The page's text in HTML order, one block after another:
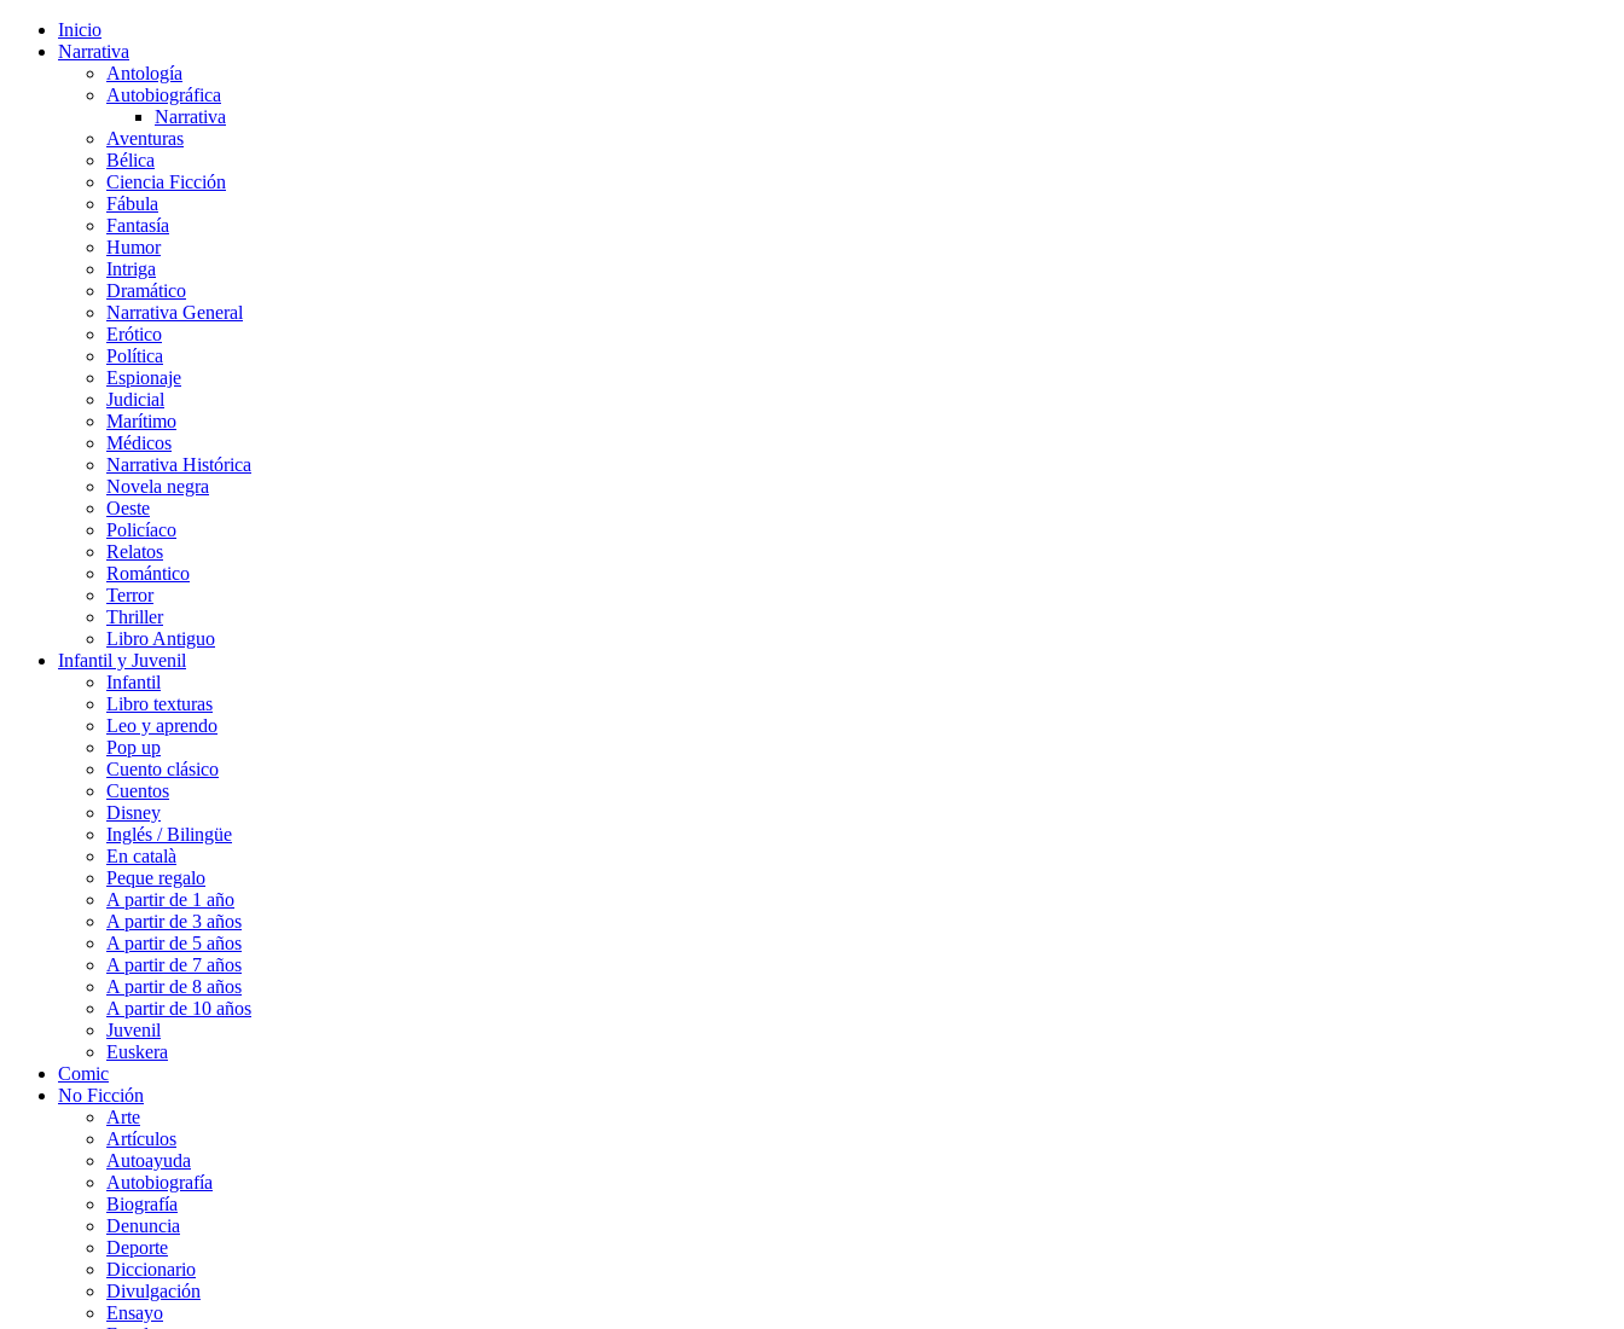
Inicio
Narrativa
Antología
Autobiográfica
Narrativa
Aventuras
Bélica
Ciencia Ficción
Fábula
Fantasía
Humor
Intriga
Dramático
Narrativa General
Erótico
Política
Espionaje
Judicial
Marítimo
Médicos
Narrativa Histórica
Novela negra
Oeste
Policíaco
Relatos
Romántico
Terror
Thriller
Libro Antiguo
Infantil y Juvenil
Infantil
Libro texturas
Leo y aprendo
Pop up
Cuento clásico
Cuentos
Disney
Inglés / Bilingüe
En català
Peque regalo
A partir de 1 año
A partir de 3 años
A partir de 5 años
A partir de 7 años
A partir de 8 años
A partir de 10 años
Juvenil
Euskera
Comic
No Ficción
Arte
Artículos
Autoayuda
Autobiografía
Biografía
Denuncia
Deporte
Diccionario
Divulgación
Ensayo